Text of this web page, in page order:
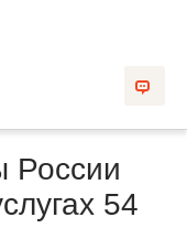
России
54